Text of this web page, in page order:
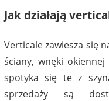
Jak działają
Verticale zawiesza się
ściany, wnęki
spotyka się te z
sprzedaży są